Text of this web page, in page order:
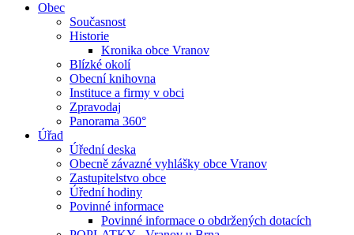
Obec
Současnost
Historie
Kronika obce Vranov
Blízké okolí
Obecní knihovna
Instituce a firmy v obci
Zpravodaj
Panorama 360°
Úřad
Úřední deska
Obecně závazné vyhlášky obce Vranov
Zastupitelstvo obce
Úřední hodiny
Povinné informace
Povinné informace o obdržených dotacích